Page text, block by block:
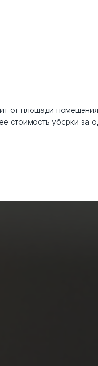
от площади
стоимость уборки за